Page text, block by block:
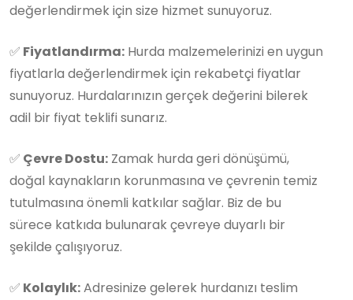
değerlendirmek için size hizmet sunuyoruz.
✅ Fiyatlandırma: Hurda malzemelerinizi en uygun
fiyatlarla değerlendirmek için rekabetçi fiyatlar
sunuyoruz. Hurdalarınızın gerçek değerini bilerek
adil bir fiyat teklifi sunarız.
✅ Çevre Dostu: Zamak hurda geri dönüşümü,
doğal kaynakların korunmasına ve çevrenin temiz
tutulmasına önemli katkılar sağlar. Biz de bu
sürece katkıda bulunarak çevreye duyarlı bir
şekilde çalışıyoruz.
✅ Kolaylık:Adresinize gelerek hurdanızı teslim